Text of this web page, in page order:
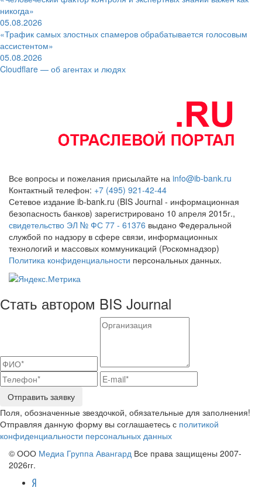
никогда»
05.08.2026
«Трафик самых злостных спамеров обрабатывается голосовым
ассистентом»
05.08.2026
Cloudflare — об агентах и людях
Все вопросы и пожелания присылайте на info@ib-bank.ru
Контактный телефон: +7 (495) 921-42-44
Сетевое издание ib-bank.ru (BIS Journal - информационная
безопасность банков) зарегистрировано 10 апреля 2015г.,
свидетельство ЭЛ № ФС 77 - 61376 выдано Федеральной
службой по надзору в сфере связи, информационных
технологий и массовых коммуникаций (Роскомнадзор)
Политика конфиденциальности персональных данных.
Стать автором BIS Journal
Отправить заявку
Поля, обозначенные звездочкой, обязательные для заполнения!
Отправляя данную форму вы соглашаетесь с политикой
конфиденциальности персональных данных
© ООО Медиа Группа Авангард Все права защищены 2007-
2026гг.